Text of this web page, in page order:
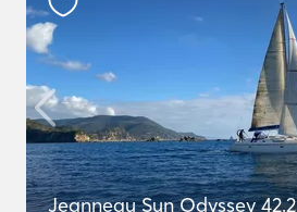
Jeanneau Sun Odyssey 42.2